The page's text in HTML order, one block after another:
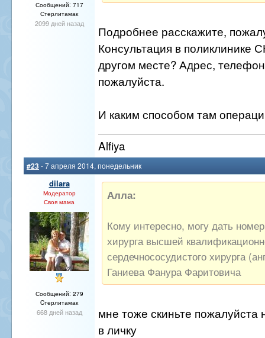
Сообщений: 717
Стерлитамак
2099 дней назад
Подробнее расскажите,
Консультация в поликлинике
другом месте? Адрес,
пожалуйста.
И каким способом там
Alfiya
#23- 7 апреля 2014, понедельник
dilara
Модератор
Своя мама
Сообщений: 279
Cтерлитамак
668 дней назад
Алла:
Кому интересно, могу дать
хирурга высшей
сердечнососудистого хирурга
Ганиева Фанура Фаритовича
мне тоже скиньте
в личку